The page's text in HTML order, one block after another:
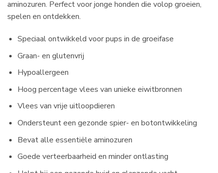
aminozuren. Perfect voor jonge honden die volop groeien,
spelen en ontdekken.
Speciaal ontwikkeld voor pups in de groeifase
Graan- en glutenvrij
Hypoallergeen
Hoog percentage vlees van unieke eiwitbronnen
Vlees van vrije uitloopdieren
Ondersteunt een gezonde spier- en botontwikkeling
Bevat alle essentiële aminozuren
Goede verteerbaarheid en minder ontlasting